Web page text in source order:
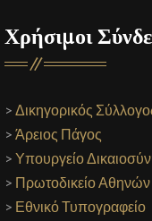
Χρήσιμοι
> Δικηγορικός
> Άρειος Πάγος
> Υπουργείο
> Πρωτοδικείο Αθηνών
> Εθνικό Τυπογραφείο